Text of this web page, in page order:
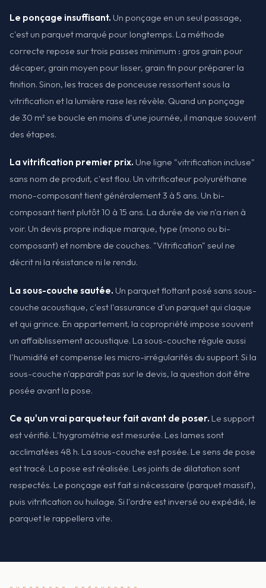
Le ponçage insuffisant. Un ponçage en un seul passage,
c'est un parquet marqué pour longtemps. La méthode
correcte repose sur trois passes minimum : gros grain pour
décaper, grain moyen pour lisser, grain fin pour préparer la
finition. Sinon, les traces de ponceuse ressortent sous la
vitrification et la lumière rase les révèle. Quand un ponçage
de 30 m² se boucle en moins d'une journée, il manque souvent
des étapes.
La vitrification premier prix. Une ligne "vitrification incluse"
sans nom de produit, c'est flou. Un vitrificateur polyuréthane
mono-composant tient généralement 3 à 5 ans. Un bi-
composant tient plutôt 10 à 15 ans. La durée de vie n'a rien à
voir. Un devis propre indique marque, type (mono ou bi-
composant) et nombre de couches. "Vitrification" seul ne
décrit ni la résistance ni le rendu.
La sous-couche sautée. Un parquet flottant posé sans sous-
couche acoustique, c'est l'assurance d'un parquet qui claque
et qui grince. En appartement, la copropriété impose souvent
un affaiblissement acoustique. La sous-couche régule aussi
l'humidité et compense les micro-irrégularités du support. Si la
sous-couche n'apparaît pas sur le devis, la question doit être
posée avant la pose.
Ce qu'un vrai parqueteur fait avant de poser. Le support
est vérifié. L'hygrométrie est mesurée. Les lames sont
acclimatées 48 h. La sous-couche est posée. Le sens de pose
est tracé. La pose est réalisée. Les joints de dilatation sont
respectés. Le ponçage est fait si nécessaire (parquet massif),
puis vitrification ou huilage. Si l'ordre est inversé ou expédié, le
parquet le rappellera vite.